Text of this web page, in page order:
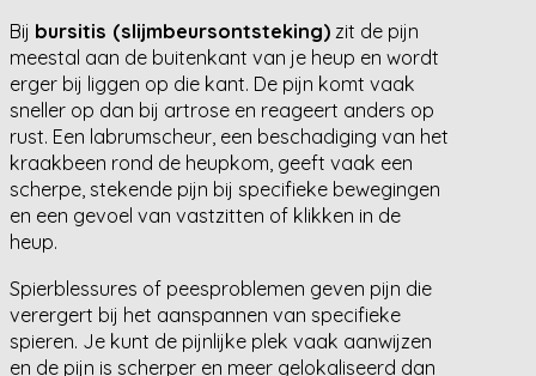
Bij bursitis (slijmbeursontsteking) zit de pijn
meestal aan de buitenkant van je heup en wordt
erger bij liggen op die kant. De pijn komt vaak
sneller op dan bij artrose en reageert anders op
rust. Een labrumscheur, een beschadiging van het
kraakbeen rond de heupkom, geeft vaak een
scherpe, stekende pijn bij specifieke bewegingen
en een gevoel van vastzitten of klikken in de
heup.
Spierblessures of peesproblemen geven pijn die
verergert bij het aanspannen van specifieke
spieren. Je kunt de pijnlijke plek vaak aanwijzen
en de pijn is scherper en meer gelokaliseerd dan